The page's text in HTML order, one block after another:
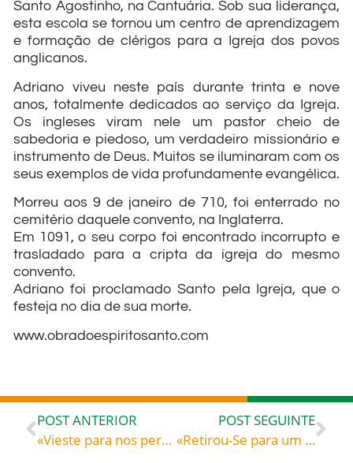
Santo Agostinho, na Cantuária. Sob sua liderança,
esta escola se tornou um centro de aprendizagem
e formação de clérigos para a Igreja dos povos
anglicanos.
Adriano viveu neste país durante trinta e nove
anos, totalmente dedicados ao serviço da Igreja.
Os ingleses viram nele um pastor cheio de
sabedoria e piedoso, um verdadeiro missionário e
instrumento de Deus. Muitos se iluminaram com os
seus exemplos de vida profundamente evangélica.
Morreu aos 9 de janeiro de 710, foi enterrado no
cemitério daquele convento, na Inglaterra.
Em 1091, o seu corpo foi encontrado incorrupto e
trasladado para a cripta da igreja do mesmo
convento.
Adriano foi proclamado Santo pela Igreja, que o
festeja no dia de sua morte.
www.obradoespiritosanto.com
POST ANTERIOR
«Vieste para nos perder?» – Catecismo da Igreja Católica (§§ 2851-2854)
POST SEGUINTE
«Retirou-Se para um lugar ermo e aí começou a orar.» – Santo Agostinho (354-430), bispo de Hipona (norte de África), doutor da Igreja